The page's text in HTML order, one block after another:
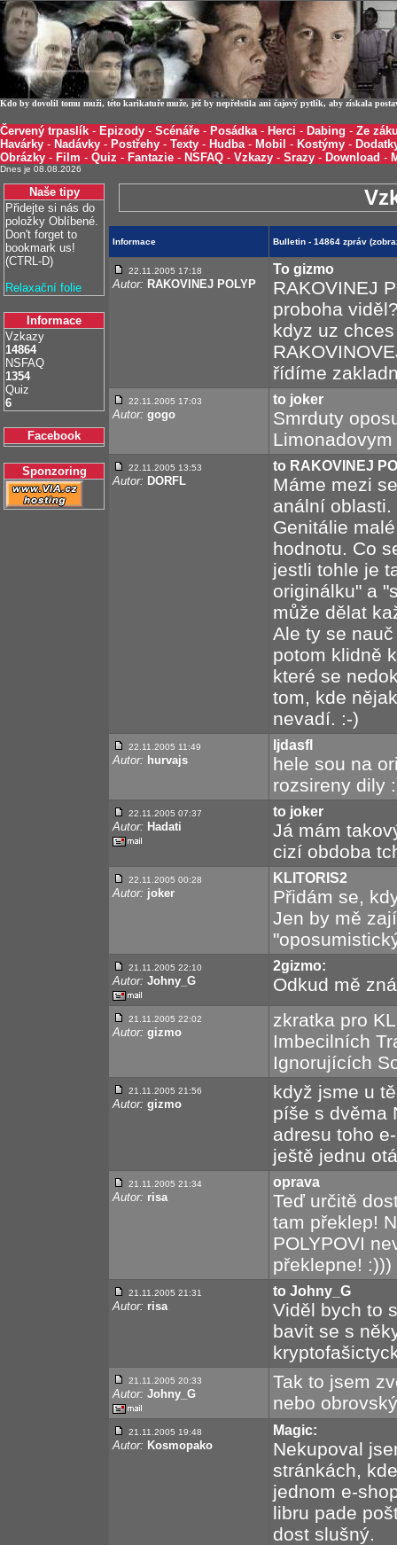
Kdo by dovolil tomu muži, této karikatuře muže, jež by nepřelstila ani čajový pytlík, aby získala
Červený trpaslík - Epizody - Scénáře - Posádka- Herci - Dabing - Ze
Havárky - Nadávky - Postřehy - Texty - Hudba- Mobil - Kostýmy -
Obrázky - Film - Quiz - Fantazie - NSFAQ - Vzkazy - Srazy - Download -
Dnes je 08.08.2026
Naše tipy
Přidejte si nás do
položky Oblíbené.
Don't forget to
bookmark us!
(CTRL-D)
Relaxační folie
Informace
Vzkazy
14864
NSFAQ
1354
Quiz
6
Facebook
Sponzoring
Informace Bulletin - 14864 zpráv
22.11.2005 17:18
Autor: RAKOVINEJ POLYP
To gizmo
RAKOVINEJ
proboha
kdyz uz
řídíme
22.11.2005 17:03
Autor: gogo
to joker
Smrduty
22.11.2005 13:53
Autor: DORFL
to RAKOVINEJ
Máme mezi
anální
Genitálie
hodnotu. Co
jestli tohle je
originálku" a
může dělat
Ale ty se
potom klidně
které se
tom, kde
nevadí. :-)
22.11.2005 11:49
Autor: hurvajs
ljdasfl
hele sou na
rozsireny dily
22.11.2005 07:37
Autor: Hadati
to joker
Já mám
cizí obdoba
22.11.2005 00:28
Autor: joker
KLITORIS2
Přidám se,
Jen by mě
21.11.2005 22:10
Autor: Johny_G
2gizmo:
Odkud mě
21.11.2005 22:02
Autor: gizmo
zkratka pro
Imbecilních
Ignorujících
21.11.2005 21:56
Autor: gizmo
když jsme u
píše s dvěma
adresu toho
ještě jednu
21.11.2005 21:34
Autor: risa
oprava
Teď určitě
tam překlep!
POLYPOVI
překlepne! :)))
21.11.2005 21:31
Autor: risa
to Johny_G
Viděl bych to
bavit se s
21.11.2005 20:33
Autor: Johny_G
Tak to jsem
nebo
21.11.2005 19:48
Autor: Kosmopako
Magic:
Nekupoval
stránkách,
jednom e-
libru pade
dost slušný.